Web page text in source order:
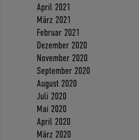
April 2021
März 2021
Februar 2021
Dezember 2020
November 2020
September 2020
August 2020
Juli 2020
Mai 2020
April 2020
März 2020